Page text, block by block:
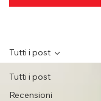
Tutti i post
Recensioni
Tutti i post